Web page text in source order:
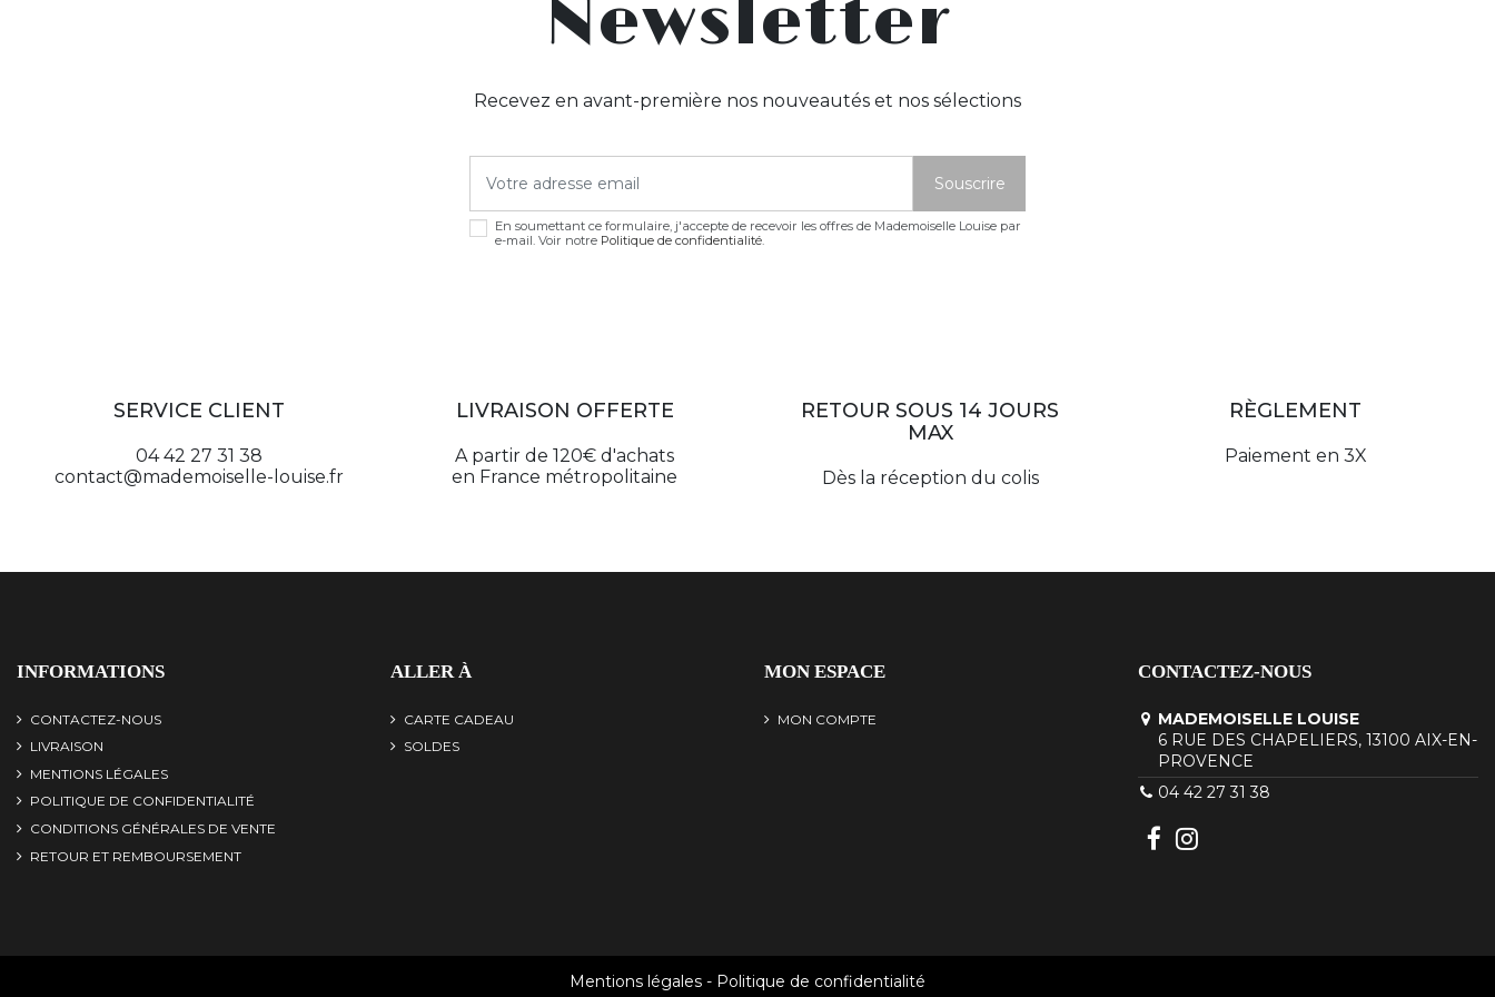
Newsletter
Recevez en avant-première nos nouveautés et nos sélections
En soumettant ce formulaire, j'accepte de recevoir les offres de Mademoiselle Louise par
e-mail. Voir notre Politique de confidentialité.
SERVICE CLIENT
04 42 27 31 38
contact@mademoiselle-louise.fr
LIVRAISON OFFERTE
A partir de 120€ d'achats
en France métropolitaine
RETOUR SOUS 14 JOURS
MAX
Dès la réception du colis
RÈGLEMENT
Paiement en 3X
INFORMATIONS
CONTACTEZ-NOUS
LIVRAISON
MENTIONS LÉGALES
POLITIQUE DE CONFIDENTIALITÉ
CONDITIONS GÉNÉRALES DE VENTE
RETOUR ET REMBOURSEMENT
ALLER À
CARTE CADEAU
SOLDES
MON ESPACE
MON COMPTE
CONTACTEZ-NOUS
MADEMOISELLE LOUISE
6 RUE DES CHAPELIERS, 13100 AIX-EN-
PROVENCE
04 42 27 31 38
Mentions légales - Politique de confidentialité